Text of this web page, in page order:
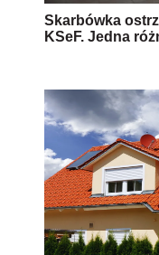
Skarbówka
KSeF. Jedna